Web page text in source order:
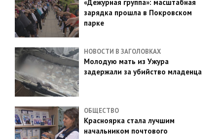
«Дежурная группа»: масштабная
зарядка прошла в Покровском
парке
НОВОСТИ В ЗАГОЛОВКАХ
Молодую мать из Ужура
задержали за убийство младенца
ОБЩЕСТВО
Красноярка стала лучшим
начальником почтового